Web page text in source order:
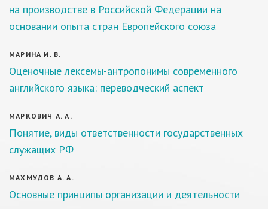
на производстве в Российской Федерации на
основании опыта стран Европейского союза
МАРИНА И. В.
Оценочные лексемы-антропонимы современного
английского языка: переводческий аспект
МАРКОВИЧ А. А.
Понятие, виды ответственности государственных
служащих РФ
МАХМУДОВ А. А.
Основные принципы организации и деятельности